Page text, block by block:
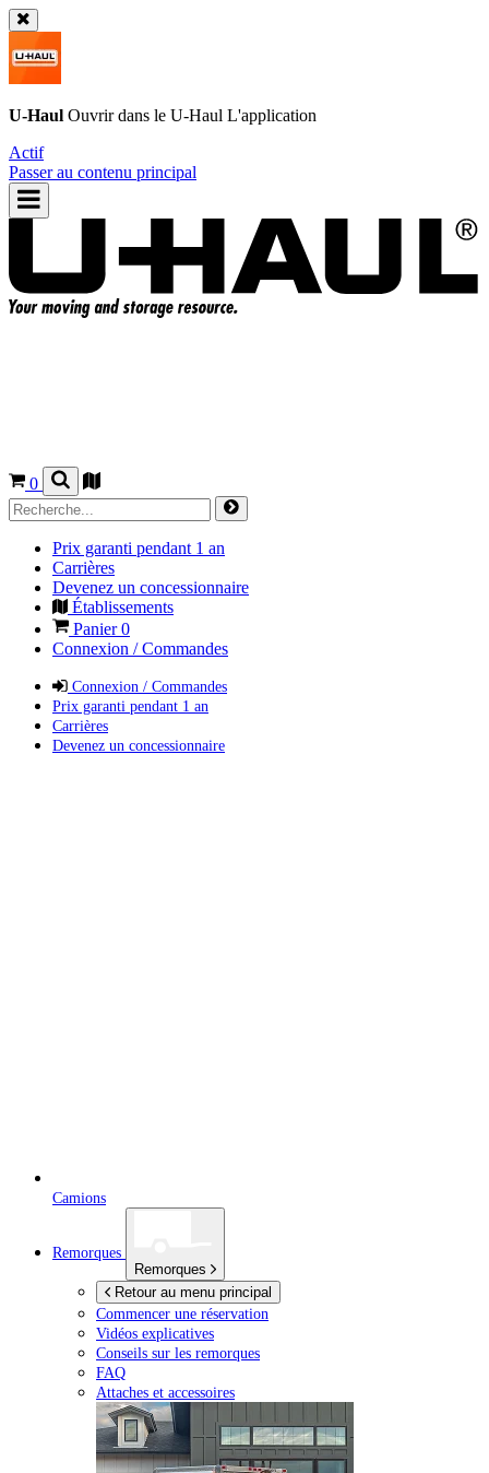
U-Haul Ouvrir dans le U-Haul L'application
Actif
Passer au contenu principal
0
Prix garanti pendant 1 an
Carrières
Devenez un concessionnaire
Établissements
Panier0
Connexion / Commandes
Connexion / Commandes
Prix garanti pendant 1 an
Carrières
Devenez un concessionnaire
Camions
Remorques
Remorques
Retour au menu principal
Commencer une réservation
Vidéos explicatives
Conseils sur les remorques
FAQ
Attaches et accessoires